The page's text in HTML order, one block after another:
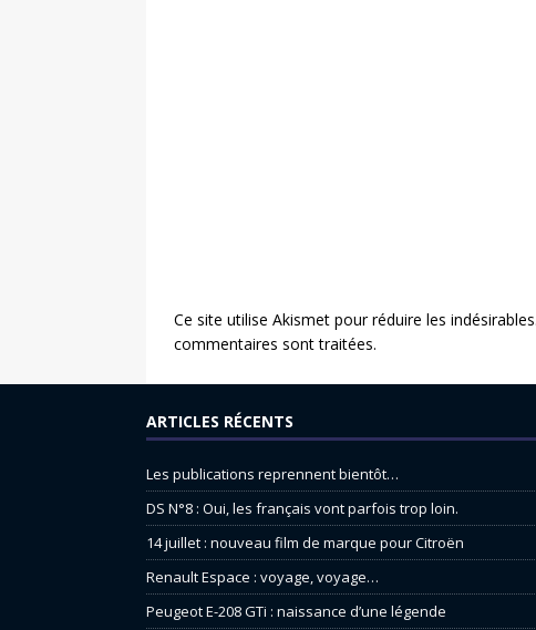
Ce site utilise Akismet pour réduire les indésirables.
commentaires sont traitées.
ARTICLES RÉCENTS
Les publications reprennent bientôt…
DS N°8 : Oui, les français vont parfois trop loin.
14 juillet : nouveau film de marque pour Citroën
Renault Espace : voyage, voyage…
Peugeot E-208 GTi : naissance d’une légende